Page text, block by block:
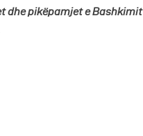
dhe pikëpamjet e Bashkimit